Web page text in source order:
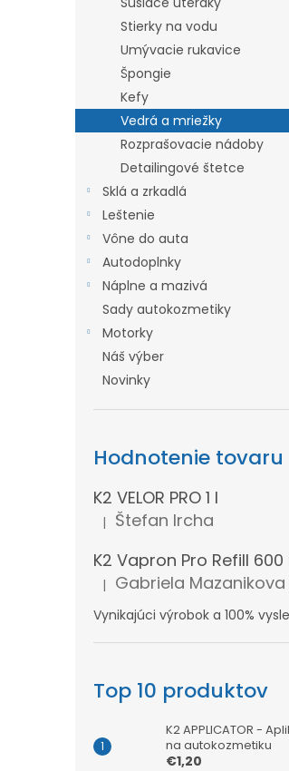
Stierky na vodu
Umývacie rukavice
Špongie
Kefy
Vedrá a mriežky
Rozprašovacie nádoby
Detailingové štetce
Sklá a zrkadlá
Leštenie
Vône do auta
Autodoplnky
Náplne a mazivá
Sady autokozmetiky
Motorky
Náš výber
Novinky
Hodnotenie tovaru
K2 VELOR PRO 1 l
Hodnotenie produktu je 5 z 5
| Štefan Ircha
Hodnotenie produktu je 5 z 5
|
Vynikajúci výrobok a 100%
Top 10 produktov
K2 APPLICATOR -
na autokozmetiku
€1,20